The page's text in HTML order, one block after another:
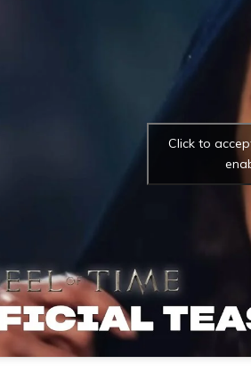
Click to